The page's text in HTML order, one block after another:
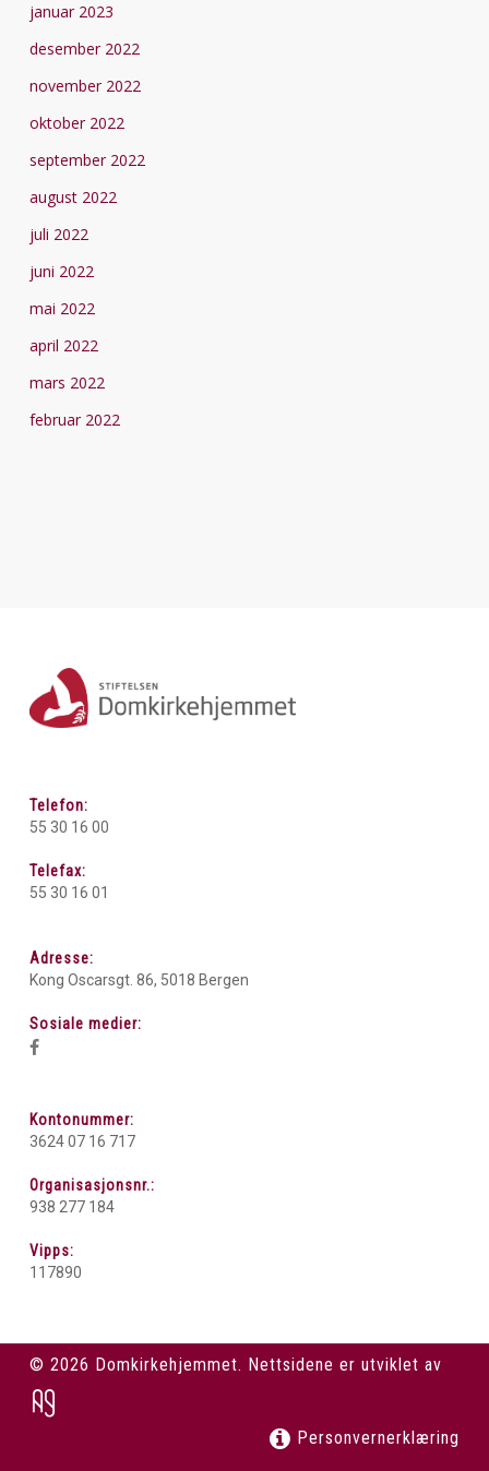
januar 2023
desember 2022
november 2022
oktober 2022
september 2022
august 2022
juli 2022
juni 2022
mai 2022
april 2022
mars 2022
februar 2022
Telefon:
55 30 16 00
Telefax:
55 30 16 01
Adresse:
Kong Oscarsgt. 86, 5018 Bergen
Sosiale medier:
Kontonummer:
3624 07 16 717
Organisasjonsnr.:
938 277 184
Vipps:
117890
© 2026 Domkirkehjemmet. Nettsidene er utviklet av
Personvernerklæring